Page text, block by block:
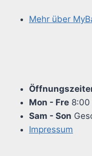
Mehr über
Mon - Fre
Sam - Son
Impressum